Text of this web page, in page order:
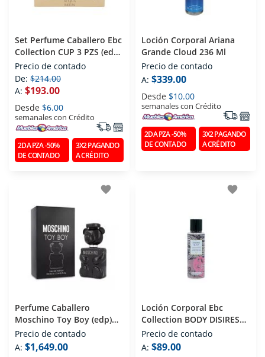
Set Perfume Caballero Ebc
Collection CUP 3 PZS (edp)
Eau De Parfum 100 Ml
Precio de contado
De: $214.00
A: $193.00
Desde $6.00
semanales con Crédito
2DA PZA -50%
DE CONTADO
3X2 PAGANDO
A CRÉDITO
Loción Corporal Ariana
Grande Cloud 236 Ml
Precio de contado
A: $339.00
Desde $10.00
semanales con Crédito
2DA PZA -50%
DE CONTADO
3X2 PAGANDO
A CRÉDITO
favorite
Perfume Caballero
Moschino Toy Boy (edp)
Eau De Parfum 100 Ml
Precio de contado
A: $1,649.00
favorite
Loción Corporal Ebc
Collection BODY DISIRES
BLACK 250 Ml
Precio de contado
A: $89.00